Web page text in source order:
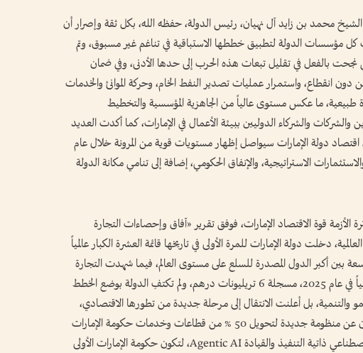
محمد بن زايد آل نهيان، رئيس الدولة، حفظه الله، بكل ثقة وإصرار أن
مؤسسات الدولة لتطبيق خططها الاستباقية في تناغم غير مسبوق، وتم
نجحت بالفعل في تقليل تبعات هذه الحرب إلى حدها الأدنى، وفي ضمان
دون انقطاع، واستمرار عمليات تصدير النفط الخام، وحركة الموانئ والخدمات
طبيعية، ما عكس مستوى عالياً من الجاهزية المؤسسية والتخطيط
والشركات والشركاء الدوليين ببيئة الأعمال في الإمارات، كما أكدت العديد
دولة الإمارات سيواصل إظهار مستويات قوية من المرونة خلال عام
الاستراتيجية، والإنفاق الحكومي، إضافة إلى تنامي مكانة الدولة
قوة الاقتصاد الإمارات، فوفق تقرير «آفاق وإحصاءات التجارة
دخلت دولة الإمارات للمرة الأولى في تاريخها قائمة العشرة الكبار عالمياً
بين أكبر الدول المصدرة للسلع على مستوى العالم، فيما شهدت التجارة
الخارجية الإجمالية للدولة نمواً استثنائياً في عام 2025، مسجلة 6 تريليونات درهم، ولم تكتفِ الدولة بوضع الخطط
والتنمية، بل أعلنت الانتقال إلى مرحلة جديدة من تطورها الاقتصادي،
يقودها الذكاء الاصطناعي عبر الإعلان عن منظومة جديدة لتحويل 50 % من قطاعات وخدمات حكومة الإمارات
خلال عامين لتطبيق نماذج الذكاء الاصطناعي ذاتية التنفيذ والقيادة Agentic AI، لتكون حكومة الإمارات الأولى